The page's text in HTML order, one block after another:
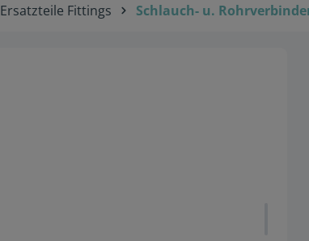
Ersatzteile Fittings Schlauch- u.